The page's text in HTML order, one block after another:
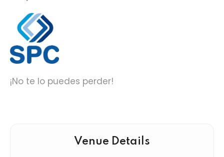
¡No te lo puedes perder!
Venue Details